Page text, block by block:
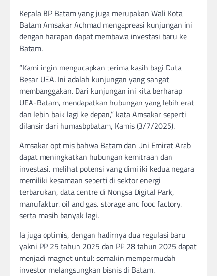
Kepala BP Batam yang juga merupakan Wali Kota
Batam Amsakar Achmad mengapreasi kunjungan ini
dengan harapan dapat membawa investasi baru ke
Batam.
“Kami ingin mengucapkan terima kasih bagi Duta
Besar UEA. Ini adalah kunjungan yang sangat
membanggakan. Dari kunjungan ini kita berharap
UEA-Batam, mendapatkan hubungan yang lebih erat
dan lebih baik lagi ke depan,” kata Amsakar seperti
dilansir dari humasbpbatam, Kamis (3/7/2025).
Amsakar optimis bahwa Batam dan Uni Emirat Arab
dapat meningkatkan hubungan kemitraan dan
investasi, melihat potensi yang dimiliki kedua negara
memiliki kesamaan seperti di sektor energi
terbarukan, data centre di Nongsa Digital Park,
manufaktur, oil and gas, storage and food factory,
serta masih banyak lagi.
Ia juga optimis, dengan hadirnya dua regulasi baru
yakni PP 25 tahun 2025 dan PP 28 tahun 2025 dapat
menjadi magnet untuk semakin mempermudah
investor melangsungkan bisnis di Batam.